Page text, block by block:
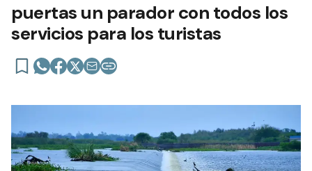
puertas un parador con todos los
servicios para los turistas